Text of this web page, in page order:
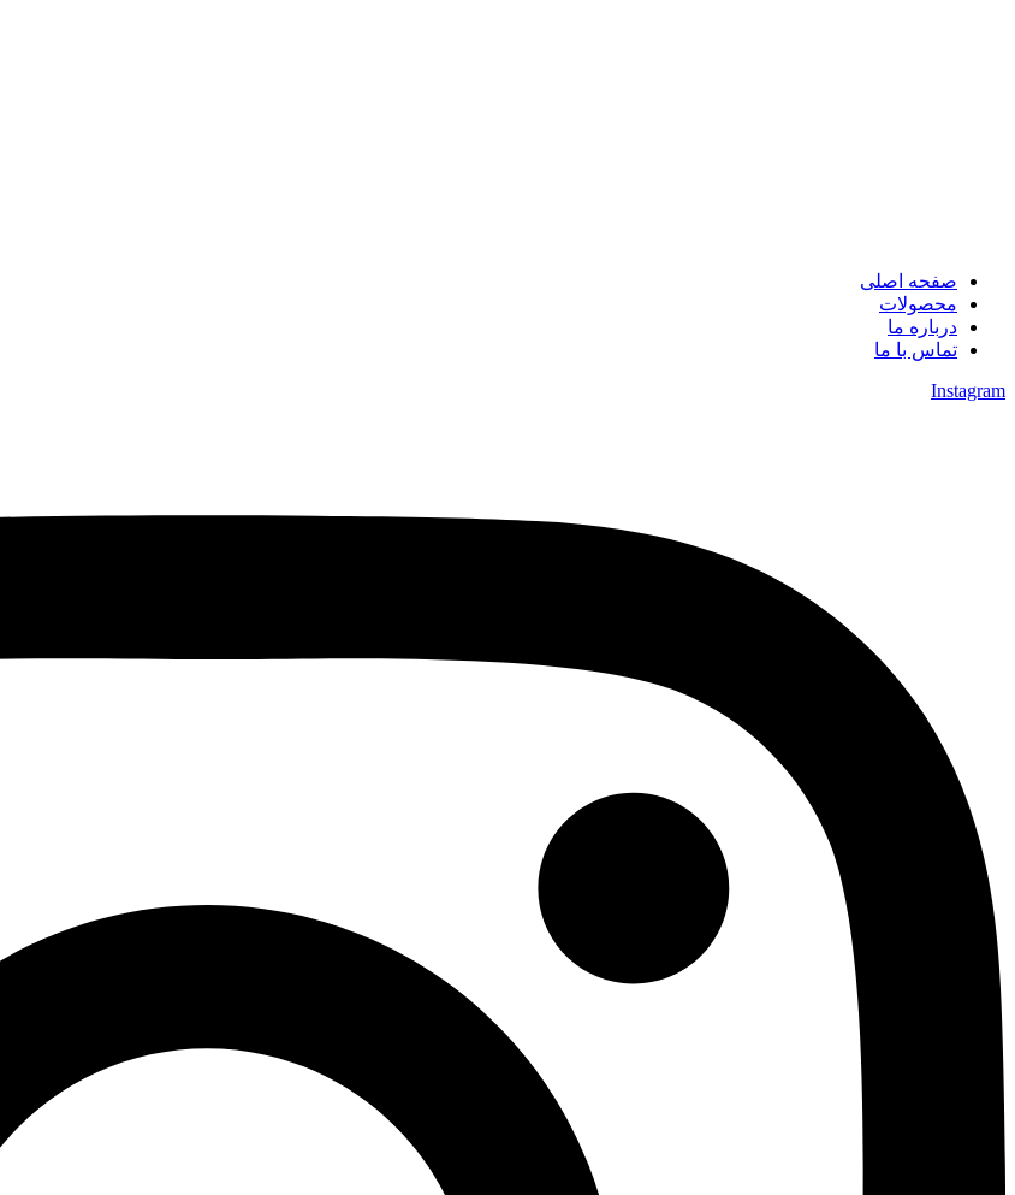
صفحه اصلی
محصولات
درباره ما
تماس با ما
Instagram